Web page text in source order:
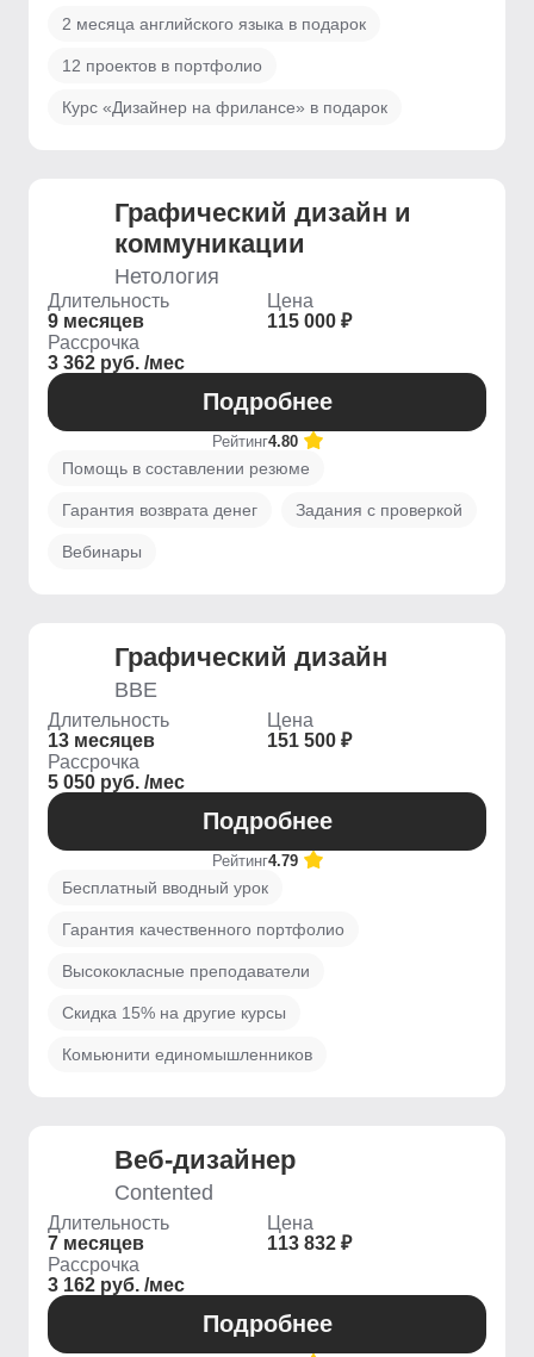
2 месяца английского языка в подарок
12 проектов в портфолио
Курс «Дизайнер на фрилансе» в подарок
Графический дизайн и
коммуникации
Нетология
Длительность
9 месяцев
Цена
115 000 ₽
Рассрочка
3 362 руб. /мес
Подробнее
Рейтинг4.80
Помощь в составлении резюме
Гарантия возврата денег Задания с проверкой
Вебинары
Графический дизайн
BBE
Длительность
13 месяцев
Цена
151 500 ₽
Рассрочка
5 050 руб. /мес
Подробнее
Рейтинг4.79
Бесплатный вводный урок
Гарантия качественного портфолио
Высококласные преподаватели
Скидка 15% на другие курсы
Комьюнити единомышленников
Веб-дизайнер
Contented
Длительность
7 месяцев
Цена
113 832 ₽
Рассрочка
3 162 руб. /мес
Подробнее